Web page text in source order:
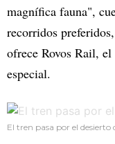
magnífica fauna",
recorridos
ofrece Rovos Rail,
especial.
El tren pasa por el desierto